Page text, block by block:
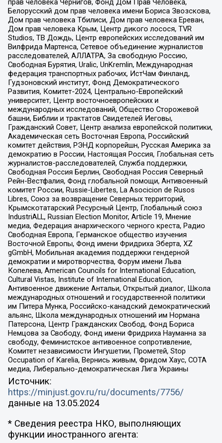
Белорусский дом прав человека имени Бориса Звозскова,
Дом прав человека Тбилиси, Дом прав человека Ереван,
Дом прав человека Крым, Центр дикого лосося, TVR
Studios, ТВ Дождь, Центр европейских исследований им
Вилфрида Мартенса, Сетевое объединение журналистов
расследователей, АЛЛАТРА, За свободную Россию,
Свободная Бурятия, Uralic, UnKremlin, Международная
федерация транспортных рабочих, ИстЧам Финланд,
Гудзоновский институт, Фонд Демократического
Развития, Комитет-2024, Центрально-Европейский
университет, Центр восточноевропейских и
международных исследований, Общество Сторожевой
башни, Библии и трактатов Свидетелей Иеговы,
Гражданский Совет, Центр анализа европейской политики,
Академическая сеть Восточная Европа, Российский
комитет действия, РЭНД корпорейшн, Русская Америка за
демократию в России, Настоящая Россия, Глобальная сеть
журналистов-расследователей, Служба поддержки,
Свободная Россия Берлин, Свободная Россия Северный
Рейн-Вестфалия, Фонд глобальной помощи, Антивоенный
комитет России, Russie-Libertes, La Asocicion de Rusos
Libres, Союз за возвращение Северных территорий,
Крымскотатарский Ресурсный Центр, Глобальный союз
IndustriALL, Russian Election Monitor, Article 19, Мнение
медиа, Федерация анархического черного креста, Радио
Свободная Европа, Германское общество изучения
Восточной Европы, Фонд имени Фридриха Эберта, XZ
gGmbH, Мобильная академия поддержки гендерной
демократии и миротворчества, Форум имени Льва
Копелева, American Councils for International Education,
Cultural Vistas, Institute of International Education,
Антивоенное движение Антальи, Открытый диалог, Школа
международных отношений и государственной политики
им Питера Мунка, Российско-канадский демократический
альянс, Школа международных отношений им Нормана
Патерсона, Центр Гражданских Свобод, Фонд Бориса
Немцова за Свободу, Фонд имени Фридриха Науманна за
свободу, Феминистское антивоенное сопротивление,
Комитет независимости Ингушетии, Прометей, Stop
Occupation of Karelia, Вернись живым, Фридом Хаус, СОТА
медиа, Либерально-демократическая Лига Украины
Источник:
https://minjust.gov.ru/ru/documents/7756/
данные на 13.05.2024
* Сведения реестра НКО, выполняющих
функции иностранного агента: